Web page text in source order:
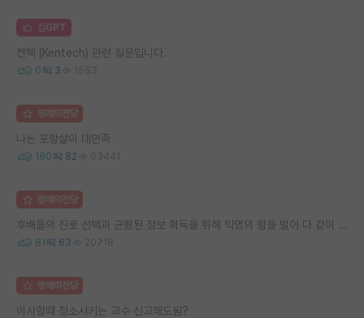
김GPT
켄텍 (Kentech) 관련 질문입니다.
0 3 1553
명예의전당
나는 포항살이 대만족
160 82 63441
명예의전당
후배들의 진로 선택과 균형된 정보 획득을 위해 익명의 힘을 빌어 다 같이 연봉 공개 타임 한번 갖는 것 어때요?
81 63 20718
명예의전당
이사할때 청소시키는 교수 신고해도됨?